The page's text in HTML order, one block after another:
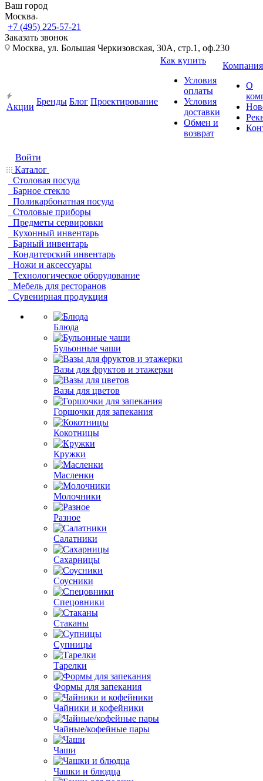
Ваш город
Москва
+7 (495) 225-57-21
Заказать звонок
Москва, ул. Большая Черкизовская, 30А, стр.1, оф.230
Акции
Бренды Блог Проектирование
Как купить
Условия
оплаты
Условия
доставки
Обмен и
возврат
Компания
О
Войти
Каталог
Столовая посуда
Барное стекло
Поликарбонатная посуда
Столовые приборы
Предметы сервировки
Кухонный инвентарь
Барный инвентарь
Кондитерский инвентарь
Ножи и аксессуары
Технологическое оборудование
Мебель для ресторанов
Сувенирная продукция
Блюда
Бульонные чаши
Вазы для фруктов и этажерки
Вазы для цветов
Горшочки для запекания
Кокотницы
Кружки
Масленки
Молочники
Разное
Салатники
Сахарницы
Соусники
Спецовники
Стаканы
Супницы
Тарелки
Формы для запекания
Чайники и кофейники
Чайные/кофейные пары
Чаши
Чашки и блюдца